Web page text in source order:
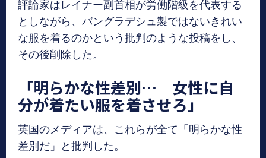
評論家はレイナー副首相が労働階級を代表する
としながら、バングラデシュ製ではないきれい
な服を着るのかという批判のような投稿をし、
その後削除した。
「明らかな性差別… 女性に自
分が着たい服を着させろ」
英国のメディアは、これらが全て「明らかな性
差別だ」と批判した。